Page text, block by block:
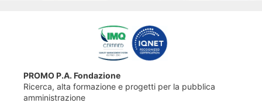
PROMO P.A. Fondazione
Ricerca, alta formazione e progetti per la pubblica
amministrazione